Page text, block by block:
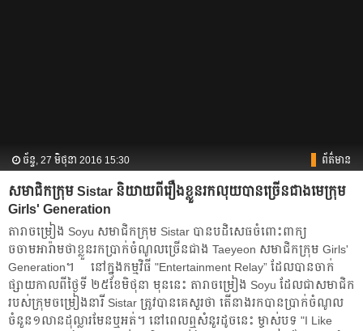
ច័ន្ទ, 27 មិថុនា 2016 15:30 ព័ត៌មាន
សមាជិក​ក្រុម Sistar និយាយ​ពី​រឿង​ខ្លួន​រក​លុយ​បាន​ច្រើន​ជាង​មេក្រុម
Girls' Generation
តារា​ចម្រៀង Soyu សមាជិក​ក្រុម Sistar បាន​បដិសេធ​ចំពោះ​ពាក្យ​
ចចាមអារ៉ាម​ថា​ខ្លួន​រក​ប្រាក់​ចំណូល​ច្រើន​ជាង Taeyeon សមាជិក​ក្រុម Girls'
Generation។ នៅ​ក្នុង​កម្មវិធី "Entertainment Relay” ដែល​បាន​ចាក់​
ផ្សាយ​កាល​ពី​ថ្ងៃ​ទី ២៥​ខែ​មិថុនា មុន​នេះ តារា​ចម្រៀង Soyu ដែល​ជា​សមាជិក​
របស់​ក្រុម​ចម្រៀង​នារី Sistar ត្រូវ​បាន​គេ​សួរ​ថា តើ​នាង​រក​បាន​ប្រាក់​ចំណូល​
ចំនួន​១​លាន​ដុល្លារ​មែន​ឬ​អត់។ នៅ​ពេល​ឮ​សំនួរ​ដូច​នេះ ម្ចាស់​បទ "I Like